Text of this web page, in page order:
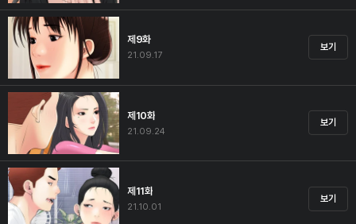
제9화
21.09.17
보기
제10화
21.09.24
보기
제11화
21.10.01
보기